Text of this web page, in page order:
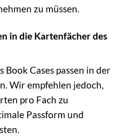
zu müssen.
in die Kartenfächer des
Cases passen in der
Wir empfehlen jedoch,
pro Fach zu
Passform und